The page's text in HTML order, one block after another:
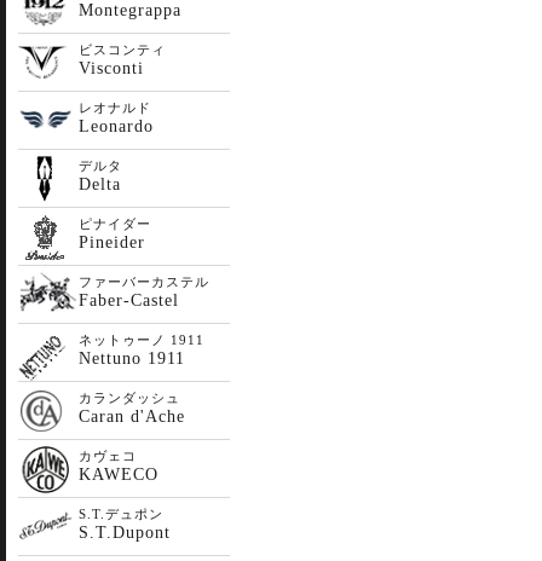
Montegrappa
ビスコンティ
Visconti
レオナルド
Leonardo
デルタ
Delta
ピナイダー
Pineider
ファーバーカステル
Faber-Castel
ネットゥーノ 1911
Nettuno 1911
カランダッシュ
Caran d'Ache
カヴェコ
KAWECO
S.T.デュポン
S.T.Dupont